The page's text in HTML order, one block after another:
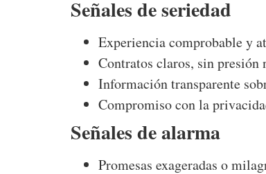
Señales de seriedad
Experiencia comprobable y
Contratos claros, sin presión
Información transparente
Compromiso con la
Señales de alarma
Promesas exageradas o